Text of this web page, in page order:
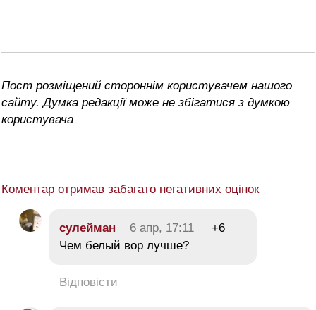
Пост розміщений стороннім користувачем нашого
сайту. Думка редакції може не збігатися з думкою
користувача
Коментар отримав забагато негативних оцінок
сулейман 6 апр, 17:11
+6
Чем белый вор лучше?
Відповісти